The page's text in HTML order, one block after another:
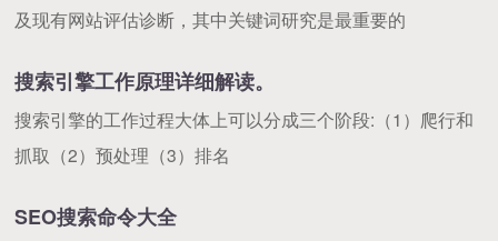
及现有网站评估诊断，其中关键词研究是最重要的
搜索引擎工作原理详细解读。
搜索引擎的工作过程大体上可以分成三个阶段:（1）爬行和
抓取（2）预处理（3）排名
SEO搜索命令大全